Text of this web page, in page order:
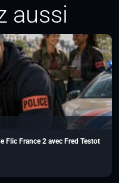
aussi
Flic France 2 avec Fred Testot